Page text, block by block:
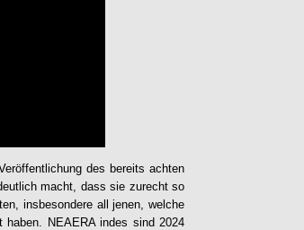
des bereits achten
macht, dass sie zurecht so
insbesondere all jenen, welche
haben. NEAERAindes sind 2024